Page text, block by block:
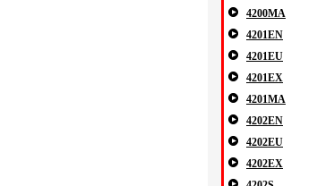
4200MA
4201EN
4201EU
4201EX
4201MA
4202EN
4202EU
4202EX